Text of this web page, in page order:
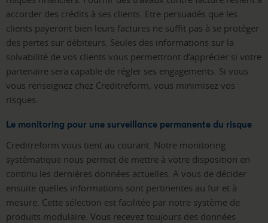
accorder des crédits à ses clients. Etre persuadés que les
clients payeront bien leurs factures ne suffit pas à se protéger
des pertes sur débiteurs. Seules des informations sur la
solvabilité de vos clients vous permettront d’apprécier si votre
partenaire sera capable de régler ses engagements. Si vous
vous renseignez chez Creditreform, vous minimisez vos
risques.
Le monitoring pour une surveillance permanente du risque
Creditreform vous tient au courant. Notre monitoring
systématique nous permet de mettre à votre disposition en
continu les dernières données actuelles. A vous de décider
ensuite quelles informations sont pertinentes au fur et à
mesure. Cette sélection est facilitée par notre système de
produits modulaire. Vous recevez toujours des données